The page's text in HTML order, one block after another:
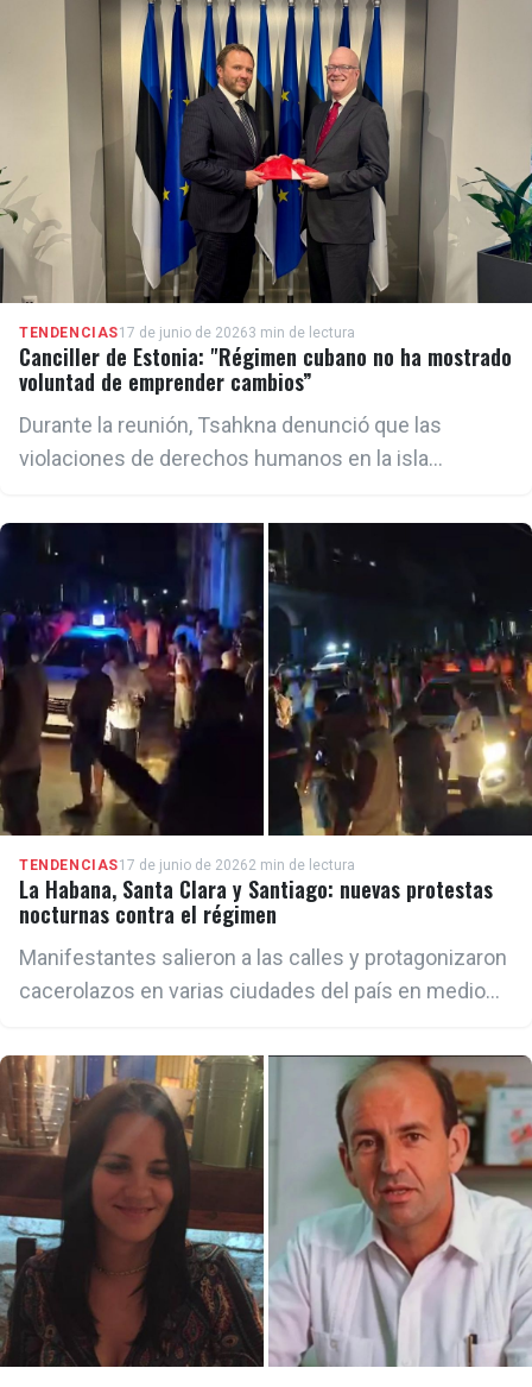
sociales por periodistas independientes y
ciudadanos.
TENDENCIAS17 de junio de 20263 min de lectura
Canciller de Estonia: "Régimen cubano no ha mostrado
voluntad de emprender cambios”
Durante la reunión, Tsahkna denunció que las
violaciones de derechos humanos en la isla
ellas el encarcelamiento de participantes en
protestas pacíficas, el aumento del número de
presos políticos y las restricciones sistemáticas a
las libertades de expresión, reunión y asociación.
TENDENCIAS17 de junio de 20262 min de lectura
La Habana, Santa Clara y Santiago: nuevas protestas
nocturnas contra el régimen
Manifestantes salieron a las calles y protagonizaron
cacerolazos en varias ciudades del país en medio
apagones y el descontento social